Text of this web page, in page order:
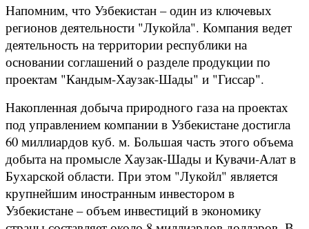
Напомним, что Узбекистан – один из ключевых
регионов деятельности "Лукойла". Компания ведет
деятельность на территории республики на
основании соглашений о разделе продукции по
проектам "Кандым-Хаузак-Шады" и "Гиссар".
Накопленная добыча природного газа на проектах
под управлением компании в Узбекистане достигла
60 миллиардов куб. м. Большая часть этого объема
добыта на промысле Хаузак-Шады и Кувачи-Алат в
Бухарской области. При этом "Лукойл" является
крупнейшим иностранным инвестором в
Узбекистане – объем инвестиций в экономику